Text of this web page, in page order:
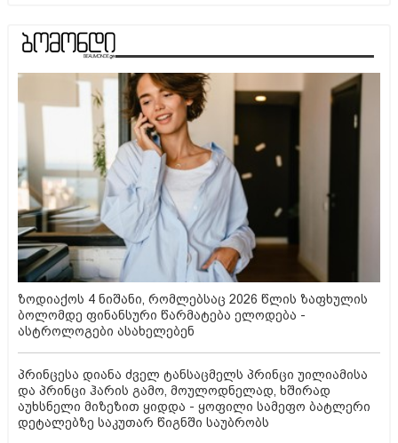
ზოდიაქოს 4 ნიშანი, რომლებსაც 2026 წლის ზაფხულის
ბოლომდე ფინანსური წარმატება ელოდება -
ასტროლოგები ასახელებენ
პრინცესა დიანა ძველ ტანსაცმელს პრინცი უილიამისა
და პრინცი ჰარის გამო, მოულოდნელად, ხშირად
აუხსნელი მიზეზით ყიდდა - ყოფილი სამეფო ბატლერი
დეტალებზე საკუთარ წიგნში საუბრობს